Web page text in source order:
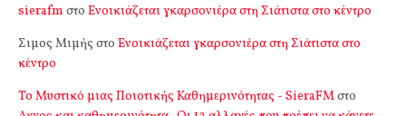
sierafm στο Ενοικιάζεται γκαρσονιέρα στη Σιάτιστα στο κέντρο
Σιμος Μιμής στο Ενοικιάζεται γκαρσονιέρα στη Σιάτιστα στο
κέντρο
Το Μυστικό μιας Ποιοτικής Καθημερινότητας - SieraFMστο